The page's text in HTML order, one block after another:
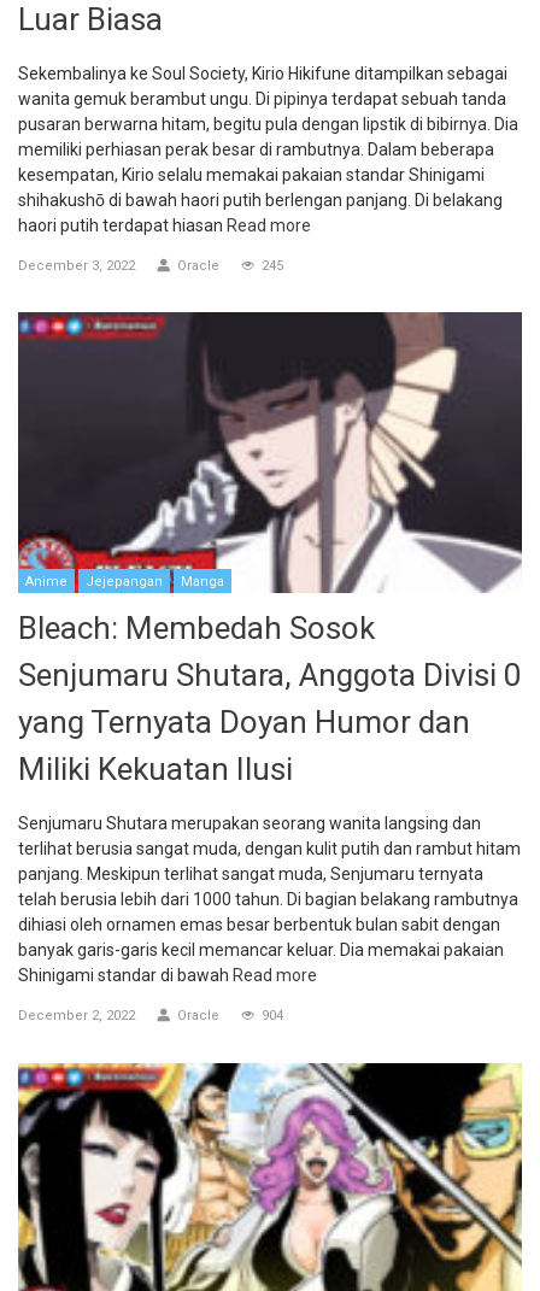
Luar Biasa
Sekembalinya ke Soul Society, Kirio Hikifune ditampilkan sebagai
wanita gemuk berambut ungu. Di pipinya terdapat sebuah tanda
pusaran berwarna hitam, begitu pula dengan lipstik di bibirnya. Dia
memiliki perhiasan perak besar di rambutnya. Dalam beberapa
kesempatan, Kirio selalu memakai pakaian standar Shinigami
shihakushō di bawah haori putih berlengan panjang. Di belakang
haori putih terdapat hiasan Read more
December 3, 2022 Oracle 245
Anime Jejepangan Manga
Bleach: Membedah Sosok
Senjumaru Shutara, Anggota Divisi 0
yang Ternyata Doyan Humor dan
Miliki Kekuatan Ilusi
Senjumaru Shutara merupakan seorang wanita langsing dan
terlihat berusia sangat muda, dengan kulit putih dan rambut hitam
panjang. Meskipun terlihat sangat muda, Senjumaru ternyata
telah berusia lebih dari 1000 tahun. Di bagian belakang rambutnya
dihiasi oleh ornamen emas besar berbentuk bulan sabit dengan
banyak garis-garis kecil memancar keluar. Dia memakai pakaian
Shinigami standar di bawah Read more
December 2, 2022 Oracle 904